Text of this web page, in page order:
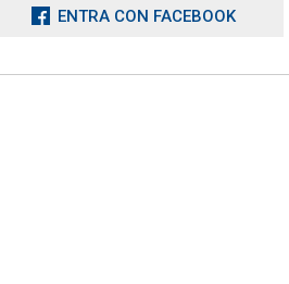
ENTRA CON FACEBOOK